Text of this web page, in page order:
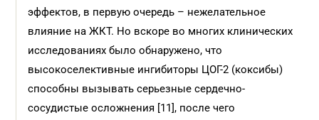
эффектов, в первую очередь – нежелательное
влияние на ЖКТ. Но вскоре во многих клинических
исследованиях было обнаружено, что
высокоселективные ингибиторы ЦОГ-2 (коксибы)
способны вызывать серьезные сердечно-
сосудистые осложнения [11], после чего